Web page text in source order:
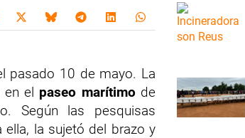
pasado 10 de mayo. La
en el paseo marítimode
Según las pesquisas
la sujetó del brazo y